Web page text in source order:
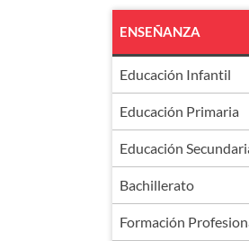
ENSEÑANZA
Educación Infantil
Educación Primaria
Educación
Bachillerato
Formación